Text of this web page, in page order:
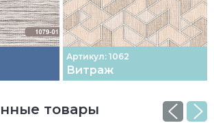
Артикул: 1062
Витраж
товары